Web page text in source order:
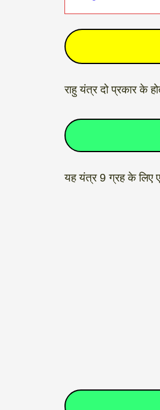
राहु यंत्र दो प्रकार के
यह यंत्र 9 ग्रह के लिए